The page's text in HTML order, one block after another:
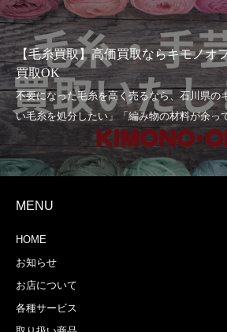
【毛糸買取】高価買取ならキモノオ
買取OK
MENU
HOME
お知らせ
お店について
各種サービス